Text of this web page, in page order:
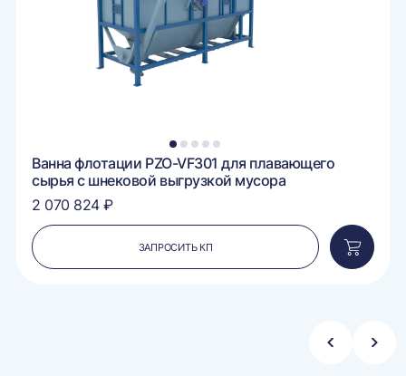
1 2 3 4 5
Ванна флотации PZO-VF301 для плавающего
сырья с шнековой выгрузкой мусора
2 070 824 ₽
ЗАПРОСИТЬ КП
в
Стрелка